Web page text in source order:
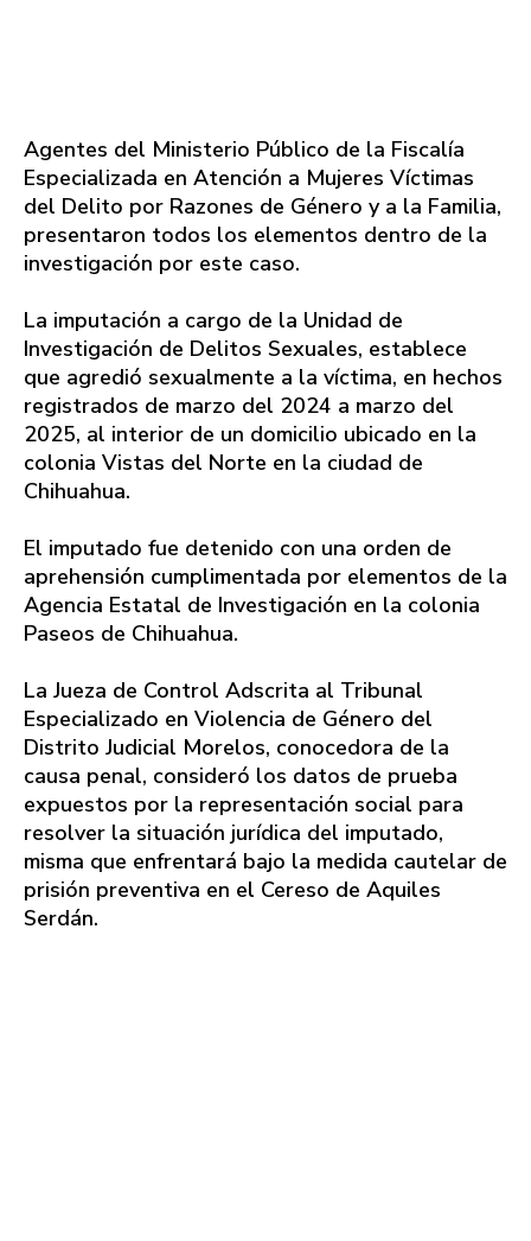
Agentes del Ministerio Público de la Fiscalía
Especializada en Atención a Mujeres Víctimas
del Delito por Razones de Género y a la Familia,
presentaron todos los elementos dentro de la
investigación por este caso.
La imputación a cargo de la Unidad de
Investigación de Delitos Sexuales, establece
que agredió sexualmente a la víctima, en hechos
registrados de marzo del 2024 a marzo del
2025, al interior de un domicilio ubicado en la
colonia Vistas del Norte en la ciudad de
Chihuahua.
El imputado fue detenido con una orden de
aprehensión cumplimentada por elementos de la
Agencia Estatal de Investigación en la colonia
Paseos de Chihuahua.
La Jueza de Control Adscrita al Tribunal
Especializado en Violencia de Género del
Distrito Judicial Morelos, conocedora de la
causa penal, consideró los datos de prueba
expuestos por la representación social para
resolver la situación jurídica del imputado,
misma que enfrentará bajo la medida cautelar de
prisión preventiva en el Cereso de Aquiles
Serdán.